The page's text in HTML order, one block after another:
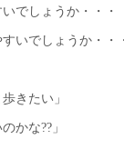
でしょうか・・・
いでしょうか・・
きたい」
かな??」